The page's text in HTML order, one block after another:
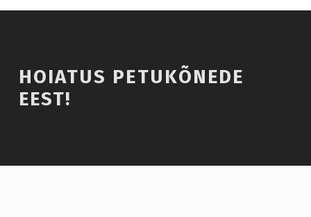
Introduction
HOIATUS PETUKÕNEDE
EEST!